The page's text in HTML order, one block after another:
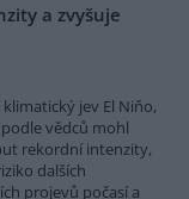
a zvyšuje
klimatický jev El Niňo,
vědců mohl
rekordní intenzity,
dalších
projevů počasí a